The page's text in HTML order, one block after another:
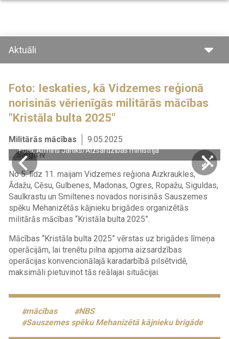
Pārlekt
saturu
Aktuāli
Foto: Ieskaties, kā Vidzemes reģionā
norisinās vērienīgās militārās mācības
"Kristāla bulta 2025"
Militārās mācības 9.05.2025
Foto: Armīns Janiks/Aizsardzības ministrija
No 5. līdz 11. maijam Vidzemes reģiona Aizkraukles,
Ādažu, Cēsu, Gulbenes, Madonas, Ogres, Ropažu, Siguldas,
Saulkrastu un Smiltenes novados norisinās Sauszemes
spēku Mehanizētās kājnieku brigādes organizētās
militārās mācības “Kristāla bulta 2025”.
Mācības “Kristāla bulta 2025” vērstas uz brigādes līmeņa
operācijām, lai trenētu pilna apjoma aizsardzības
operācijas konvencionālajā karadarbībā pilsētvidē,
maksimāli pietuvinot tās reālajai situācijai.
mācības
NBS
Sauszemes spēku Mehanizētā kājnieku brigāde